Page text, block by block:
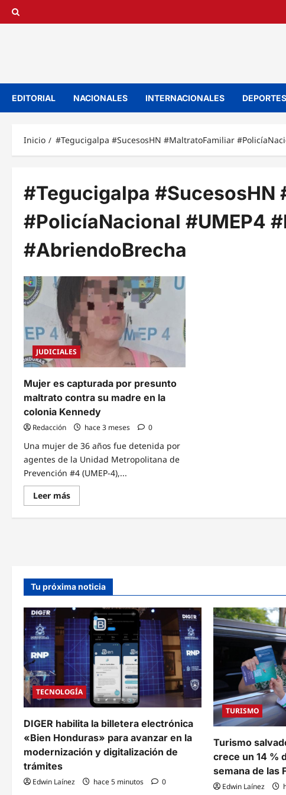
Saltar
EDITORIAL NACIONALES INTERNACIONALES DEPORTES
Inicio #Tegucigalpa #SucesosHN #MaltratoFamiliar
#Tegucigalpa #SucesosHN
#PolicíaNacional #UMEP4
#AbriendoBrecha
JUDICIALES
Mujer es capturada por presunto
maltrato contra su madre en la
colonia Kennedy
Redacción hace 3 meses 0
Una mujer de 36 años fue detenida por
agentes de la Unidad Metropolitana de
Prevención #4 (UMEP-4),...
Leer másRead
more
Mujer
su
madre
en
colonia
Kennedy
Tu próxima noticia
TECNOLOGÍA
DIGER habilita la billetera electrónica
«Bien Honduras» para avanzar en la
modernización y digitalización de
trámites
Edwin Laínez hace 5 minutos 0
TURISMO
Turismo
crece un 14 %
semana de las
Edwin Laínez